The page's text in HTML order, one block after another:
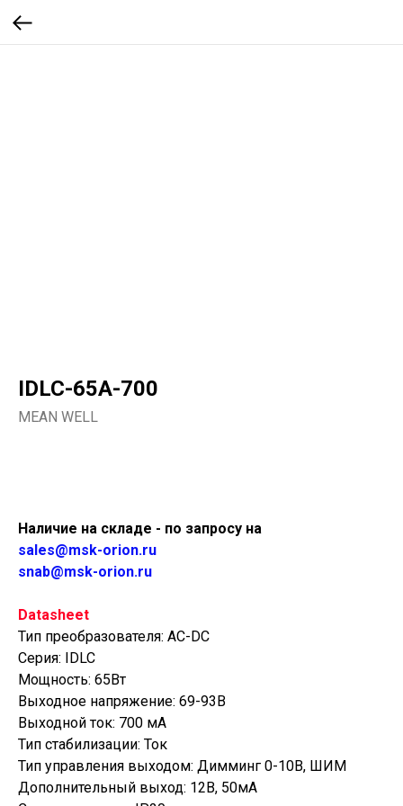
IDLC-65A-700
MEAN WELL
Наличие на складе - по запросу на
sales@msk-orion.ru
snab@msk-orion.ru
Datasheet
Тип преобразователя: AC-DC
Серия: IDLC
Мощность: 65Вт
Выходное напряжение: 69-93В
Выходной ток: 700 мА
Тип стабилизации: Ток
Тип управления выходом: Димминг 0-10В, ШИМ
Дополнительный выход: 12В, 50мА